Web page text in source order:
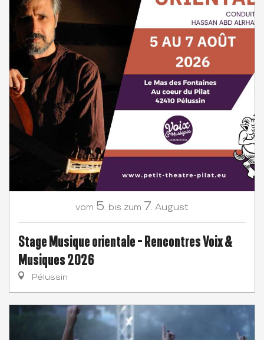
vom 5. bis zum 7. August
Stage Musique orientale - Rencontres Voix &
Musiques 2026
Pélussin